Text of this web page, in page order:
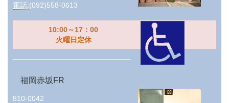
電話:(092)558-0613
10:00～17：00
火曜日定休
福岡赤坂FR
810-0042